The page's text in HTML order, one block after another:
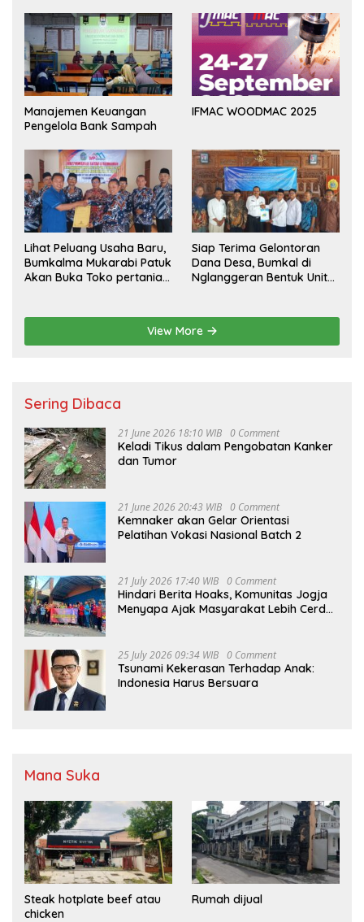
Manajemen Keuangan
Pengelola Bank Sampah
IFMAC WOODMAC 2025
Lihat Peluang Usaha Baru,
Bumkalma Mukarabi Patuk
Akan Buka Toko pertanian
Siap Terima Gelontoran
Dana Desa, Bumkal di
Nglanggeran Bentuk Unit
View More
Sering Dibaca
21 June 2026 18:10 WIB 0 Comment
Keladi Tikus dalam Pengobatan Kanker
dan Tumor
21 June 2026 20:43 WIB 0 Comment
Kemnaker akan Gelar Orientasi
Pelatihan Vokasi Nasional Batch 2
21 July 2026 17:40 WIB 0 Comment
Hindari Berita Hoaks, Komunitas Jogja
Menyapa Ajak Masyarakat Lebih Cerdas
25 July 2026 09:34 WIB 0 Comment
Tsunami Kekerasan Terhadap Anak:
Indonesia Harus Bersuara
Mana Suka
Steak hotplate beef atau
chicken
Rumah dijual